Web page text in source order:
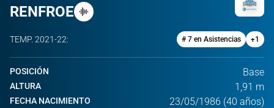
RENFROE
TEMP. 2021-22: # 7 en Asistencias +1
POSICIÓN Base
ALTURA 1,91 m
FECHA NACIMIENTO 23/05/1986 (40 años)